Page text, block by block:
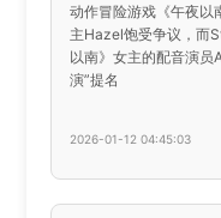
动作冒险游戏《午夜
主Hazel饱受争议，而
以南》女主的配音演员
演”提名
2026-01-12 04:45:03